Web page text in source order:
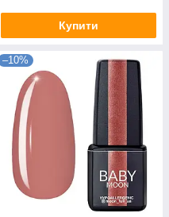
Купити
–10%